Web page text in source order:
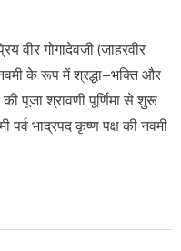
वीर गोगादेवजी (जाहरवीर
नवमी के रूप में श्रद्धा–भक्ति और
पूजा श्रावणी पूर्णिमा से शुरू
भाद्रपद कृष्ण पक्ष की नवमी